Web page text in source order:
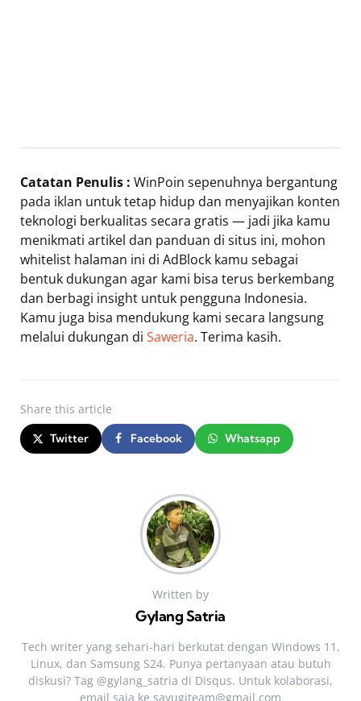
Catatan Penulis : WinPoin sepenuhnya bergantung
pada iklan untuk tetap hidup dan menyajikan konten
teknologi berkualitas secara gratis — jadi jika kamu
menikmati artikel dan panduan di situs ini, mohon
whitelist halaman ini di AdBlock kamu sebagai
bentuk dukungan agar kami bisa terus berkembang
dan berbagi insight untuk pengguna Indonesia.
Kamu juga bisa mendukung kami secara langsung
melalui dukungan di Saweria. Terima kasih.
Share this article
Twitter Facebook Whatsapp
Written by
Gylang Satria
Tech writer yang sehari‑hari berkutat dengan Windows 11,
Linux, dan Samsung S24. Punya pertanyaan atau butuh
diskusi? Tag @gylang_satria di Disqus. Untuk kolaborasi,
email saja ke sayugiteam@gmail.com